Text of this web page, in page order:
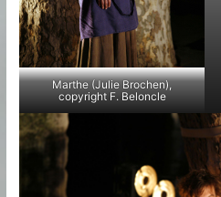
Marthe (Julie Brochen),
copyright F. Beloncle